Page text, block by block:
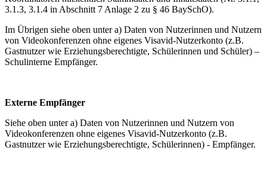
3.1.3, 3.1.4 in Abschnitt 7 Anlage 2 zu § 46 BaySchO).
Im Übrigen siehe oben unter a) Daten von Nutzerinnen und Nutzern
von Videokonferenzen ohne eigenes Visavid-Nutzerkonto (z.B.
Gastnutzer wie Erziehungsberechtigte, Schülerinnen und Schüler) –
Schulinterne Empfänger.
Externe Empfänger
Siehe oben unter a) Daten von Nutzerinnen und Nutzern von
Videokonferenzen ohne eigenes Visavid-Nutzerkonto (z.B.
Gastnutzer wie Erziehungsberechtigte, Schülerinnen) - Empfänger.